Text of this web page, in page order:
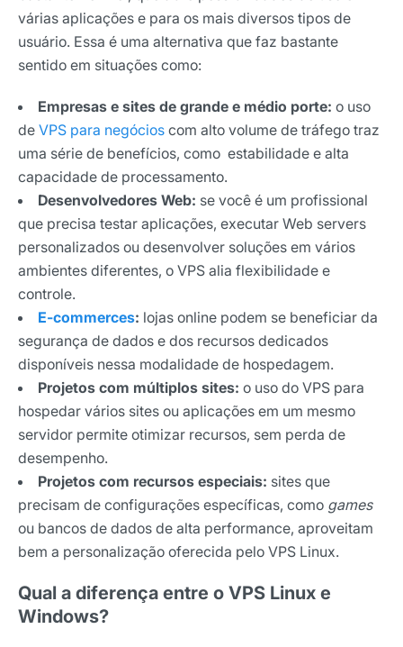
várias aplicações e para os mais diversos tipos de
usuário. Essa é uma alternativa que faz bastante
sentido em situações como:
Empresas e sites de grande e médio porte: o uso
de VPS para negócios com alto volume de tráfego traz
uma série de benefícios, como estabilidade e alta
capacidade de processamento.
Desenvolvedores Web: se você é um profissional
que precisa testar aplicações, executar Web servers
personalizados ou desenvolver soluções em vários
ambientes diferentes, o VPS alia flexibilidade e
controle.
E-commerces: lojas online podem se beneficiar da
segurança de dados e dos recursos dedicados
disponíveis nessa modalidade de hospedagem.
Projetos com múltiplos sites: o uso do VPS para
hospedar vários sites ou aplicações em um mesmo
servidor permite otimizar recursos, sem perda de
desempenho.
Projetos com recursos especiais: sites que
precisam de configurações específicas, como games
ou bancos de dados de alta performance, aproveitam
bem a personalização oferecida pelo VPS Linux.
Qual a diferença entre o VPS Linux e
Windows?